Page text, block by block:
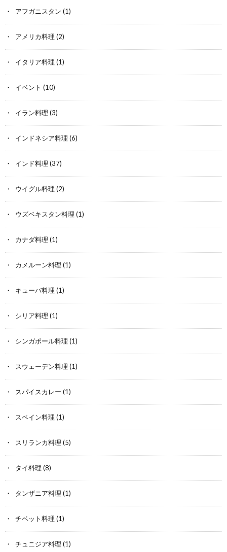
アフガニスタン (1)
アメリカ料理 (2)
イタリア料理 (1)
イベント (10)
イラン料理 (3)
インドネシア料理 (6)
インド料理 (37)
ウイグル料理 (2)
ウズベキスタン料理 (1)
カナダ料理 (1)
カメルーン料理 (1)
キューバ料理 (1)
シリア料理 (1)
シンガポール料理 (1)
スウェーデン料理 (1)
スパイスカレー (1)
スペイン料理 (1)
スリランカ料理 (5)
タイ料理 (8)
タンザニア料理 (1)
チベット料理 (1)
チュニジア料理 (1)